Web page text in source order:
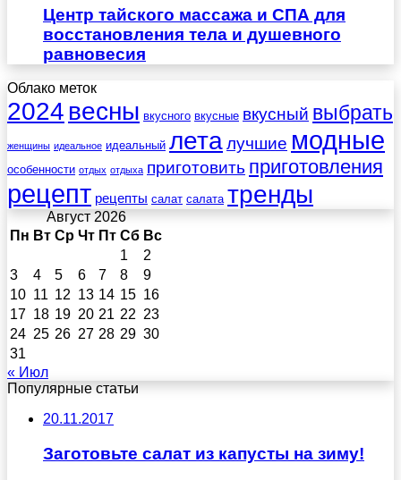
Центр тайского массажа и СПА для
восстановления тела и душевного
равновесия
Облако меток
2024 весны вкусного вкусные вкусный выбрать
женщины идеальное идеальный леталучшие модные
особенности отдых отдыха приготовить приготовления
рецепт рецепты салат салата тренды
Август 2026
Пн Вт Ср Чт Пт Сб Вс
1
2
3
4 5 6 7 8
9
10 11 12 13 14 15 16
17 18 19 20 21 22 23
24 25 26 27 28 29 30
31
« Июл
Популярные статьи
20.11.2017
Заготовьте салат из капусты на зиму!